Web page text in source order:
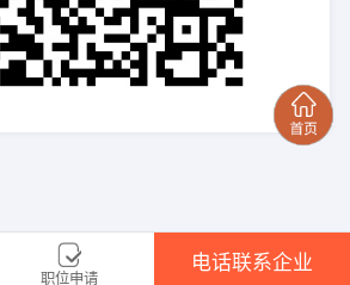
职位申请
电话联系企业